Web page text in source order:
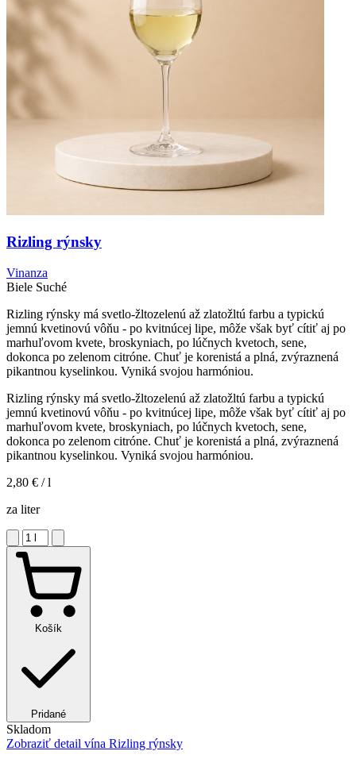
Rizling rýnsky
Vinanza
Biele Suché
Rizling rýnsky má svetlo-žltozelenú až zlatožltú farbu a typickú
jemnú kvetinovú vôňu - po kvitnúcej lipe, môže však byť cítiť aj po
marhuľovom kvete, broskyniach, po lúčnych kvetoch, sene,
dokonca po zelenom citróne. Chuť je korenistá a plná, zvýraznená
pikantnou kyselinkou. Vyniká svojou harmóniou.
Rizling rýnsky má svetlo-žltozelenú až zlatožltú farbu a typickú
jemnú kvetinovú vôňu - po kvitnúcej lipe, môže však byť cítiť aj po
marhuľovom kvete, broskyniach, po lúčnych kvetoch, sene,
dokonca po zelenom citróne. Chuť je korenistá a plná, zvýraznená
pikantnou kyselinkou. Vyniká svojou harmóniou.
2,80 € / l
za liter
Košík
Pridané
Skladom
Zobraziť detail vína Rizling rýnsky